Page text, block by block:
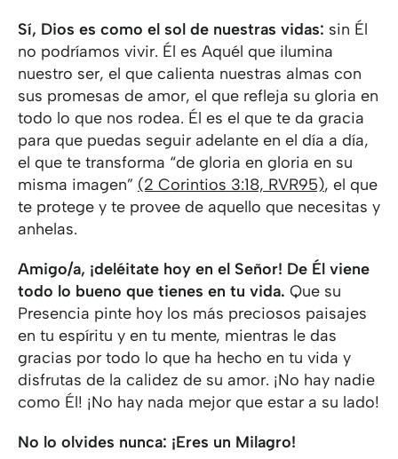
Sí, Dios es como el sol de nuestras vidas: sin Él
no podríamos vivir. Él es Aquél que ilumina
nuestro ser, el que calienta nuestras almas con
sus promesas de amor, el que refleja su gloria en
todo lo que nos rodea. Él es el que te da gracia
para que puedas seguir adelante en el día a día,
el que te transforma “de gloria en gloria en su
misma imagen” (2 Corintios 3:18, RVR95), el que
te protege y te provee de aquello que necesitas y
anhelas.
Amigo/a, ¡deléitate hoy en el Señor! De Él viene
todo lo bueno que tienes en tu vida. Que su
Presencia pinte hoy los más preciosos paisajes
en tu espíritu y en tu mente, mientras le das
gracias por todo lo que ha hecho en tu vida y
disfrutas de la calidez de su amor. ¡No hay nadie
como Él! ¡No hay nada mejor que estar a su lado!
No lo olvides nunca: ¡Eres un Milagro!